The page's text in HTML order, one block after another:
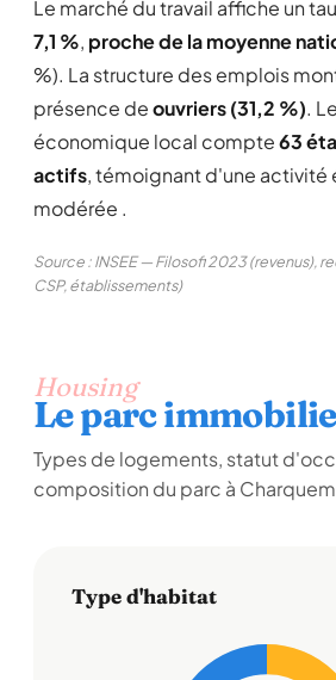
Le marché du travail affiche un
7,1 %, proche de la moyenne
%). La structure des emplois
présence deouvriers (31,2 %).
économique local compte63
actifs, témoignant d'une activité
modérée .
Source : INSEE — Filosofi 2023 (revenus),
CSP, établissements)
Housing
Le parc
Types de logements, statut
composition du parc à
Type d'habitat